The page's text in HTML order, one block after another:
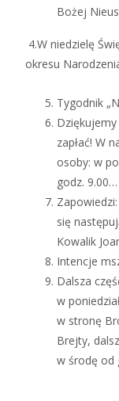
Bożej
4.W niedzielę
okresu
Tygodnik
zapłać! W
osoby: w
godz. 9.00…
się
Kowalik
Intencje
Dalsza
w
w stronę
Brejty,
w środę od